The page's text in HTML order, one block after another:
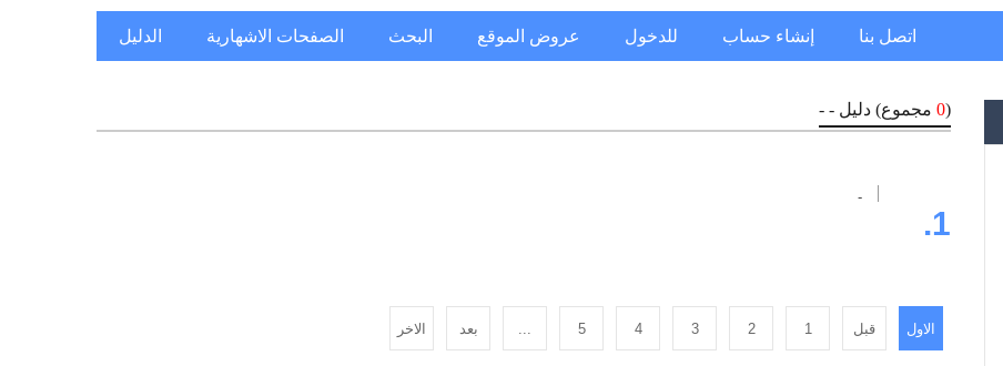
الدليل الصفحات الاشهارية البحث عروض الموقع للدخول إنشاء حساب اتصل بنا
(
0 مجموع) دليل - -
1.
-
الاول قبل 1
2
3
4
5 بعد الاخر